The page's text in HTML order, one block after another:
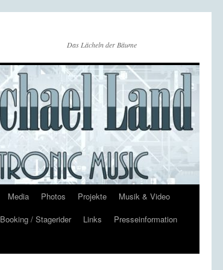
Das Lächeln der Bäume
Media Photos Projekte
Musik & Video
Booking / Stagerider Links
Presseinformation